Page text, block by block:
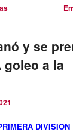
y se
goleo a la
DIVISION